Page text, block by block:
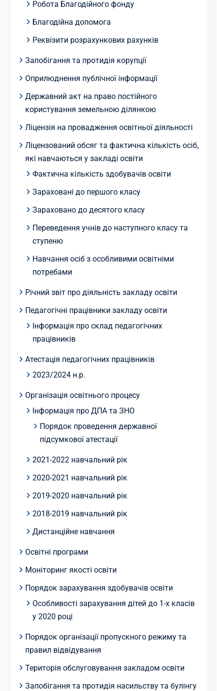
Робота Благодійного фонду
Благодійна допомога
Реквізити розрахункових рахунків
Запобігання та протидія корупції
Оприлюднення публічної інформації
Державний акт на право постійного
користування земельною ділянкою
Ліцензія на провадження освітньої діяльності
Ліцензований обсяг та фактична кількість осіб,
які навчаються у закладі освіти
Фактична кількість здобувачів освіти
Зараховані до першого класу
Зараховано до десятого класу
Переведення учнів до наступного класу та
ступеню
Навчання осіб з особливими освітніми
потребами
Річний звіт про діяльність закладу освіти
Педагогічні працівники закладу освіти
Інформація про склад педагогічних
працівників
Атестація педагогічних працівників
2023/2024 н.р.
Організація освітнього процесу
Інформація про ДПА та ЗНО
Порядок проведення державної
підсумкової атестації
2021-2022 навчальний рік
2020-2021 навчальний рік
2019-2020 навчальний рік
2018-2019 навчальний рік
Дистанційне навчання
Освітні програми
Моніторинг якості освіти
Порядок зарахування здобувачів освіти
Особливості зарахування дітей до 1-х класів
у 2020 році
Порядок організації пропускного режиму та
правил відвідування
Територія обслуговування закладом освіти
Запобігання та протидія насильству та булінгу